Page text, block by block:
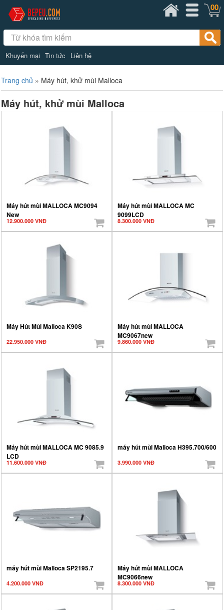
Khuyến mại Tin tức Liên hệ
00
Trang chủ » Máy hút, khử mùi Malloca
Máy hút, khử mùi Malloca
Máy hút mùi MALLOCA MC9094
New
12.900.000 VNĐ
Máy hút mùi MALLOCA MC
9099LCD
8.300.000 VNĐ
Máy Hút Mùi Malloca K90S
22.950.000 VNĐ
Máy hút mùi MALLOCA
MC9067new
9.860.000 VNĐ
Máy hút mùi MALLOCA MC 9085.9
LCD
11.600.000 VNĐ
máy hút mùi Malloca H395.700/600
3.990.000 VNĐ
máy hút mùi Malloca SP2195.7
4.200.000 VNĐ
Máy hút mùi MALLOCA
MC9066new
8.300.000 VNĐ